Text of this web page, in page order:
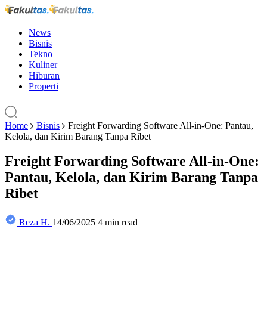
News
Bisnis
Tekno
Kuliner
Hiburan
Properti
Home Bisnis
Freight Forwarding Software All-in-One: Pantau,
Kelola, dan Kirim Barang Tanpa Ribet
Freight Forwarding Software All-in-One:
Pantau, Kelola, dan Kirim Barang Tanpa
Ribet
Reza H. 14/06/2025 4 min read